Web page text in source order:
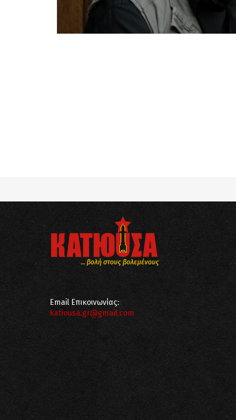
... βολή στους βολεμένους
Email Επικοινωνίας:
katiousa.gr@gmail.com